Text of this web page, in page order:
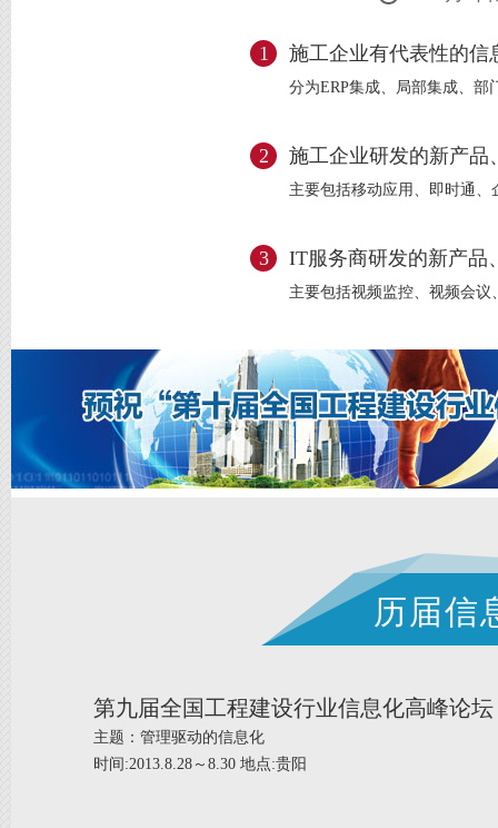
1 施工企业有代表性的信
分为ERP集成、局部集成、
2 施工企业研发的新产品
主要包括移动应用、即时通、
3 IT服务商研发的新产品
主要包括视频监控、视频会议
历届信
第九届全国工程建设行业信息化高峰论坛
主题：管理驱动的信息化
时间:2013.8.28～8.30 地点:贵阳